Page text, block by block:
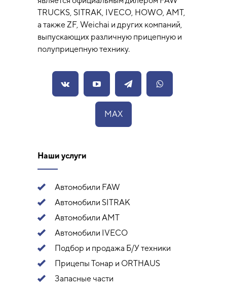
TRUCKS, SITRAK, IVECO, HOWO, AMT,
а также ZF, Weichai и других компаний,
выпускающих различную прицепную и
полуприцепную технику.
MAX
Наши услуги
Автомобили FAW
Автомобили SITRAK
Автомобили АМТ
Автомобили IVECO
Подбор и продажа Б/У техники
Прицепы Тонар и ORTHAUS
Запасные части